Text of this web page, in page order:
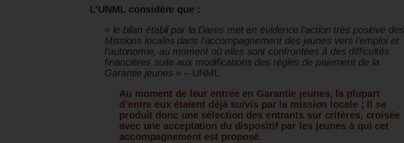
L’UNML considère que :
« le bilan établi par la Dares met en évidence l’action très positive des
Missions locales dans l’accompagnement des jeunes vers l’emploi et
l’autonomie, au moment où elles sont confrontées à des difficultés
financières suite aux modifications des règles de paiement de la
Garantie jeunes » – UNML
Au moment de leur entrée en Garantie jeunes, la plupart
d’entre eux étaient déjà suivis par la mission locale ; Il se
produit donc une sélection des entrants sur critères, croisée
avec une acceptation du dispositif par les jeunes à qui cet
accompagnement est proposé.